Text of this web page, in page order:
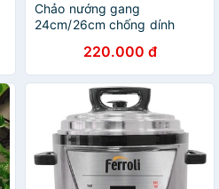
Chảo nướng gang
24cm/26cm chống dính
220.000 đ